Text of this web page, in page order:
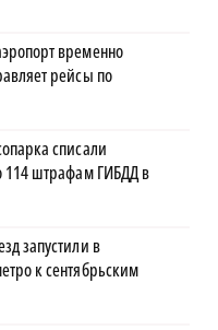
временно
рейсы по
списали
114 штрафам ГИБДД в
запустили в
к сентябрьским